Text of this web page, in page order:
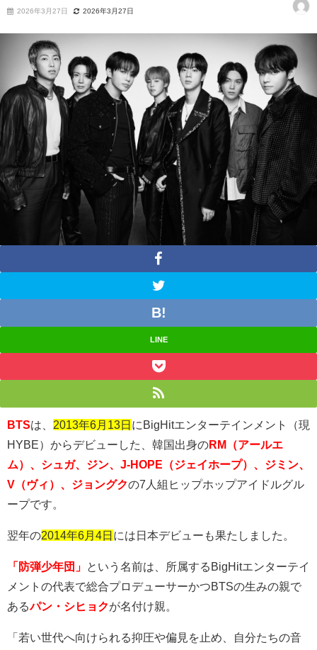
2026年3月27日 2026年3月27日
LINE
BTSは、 2013年6月13日にBigHitエンターテインメント（現
HYBE）からデビューした、韓国出身のRM（アールエ
ム）、シュガ、ジン、J-HOPE（ジェイホープ）、ジミン、
V（ヴィ）、ジョングクの7人組ヒップホップアイドルグル
ープです。
翌年の2014年6月4日には日本デビューも果たしました。
「防弾少年団」 という名前は、所属するBigHitエンターテイ
メントの代表で総合プロデューサーかつBTSの生みの親で
あるパン・シヒョクが名付け親。
「若い世代へ向けられる抑圧や偏見を止め、自分たちの音